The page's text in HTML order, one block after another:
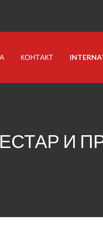
КОНТАКТ
И